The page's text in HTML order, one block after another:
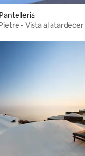
- Vista al atardecer